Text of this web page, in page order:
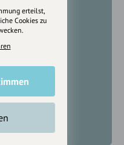
erteilst,
Cookies zu